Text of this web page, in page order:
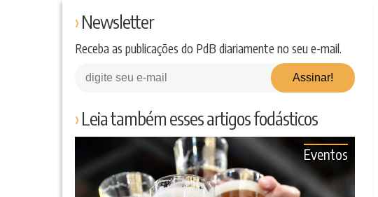
Newsletter
Receba as publicações do PdB diariamente no seu e-mail.
Leia também esses artigos fodásticos
Eventos